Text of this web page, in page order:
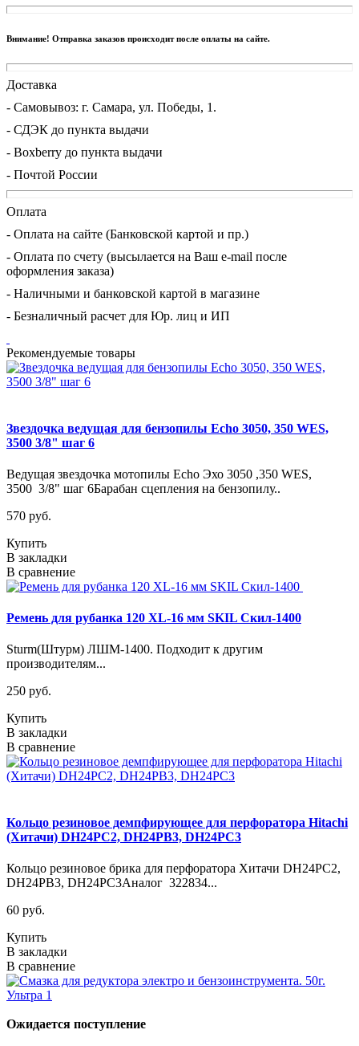
Внимание! Отправка заказов происходит после оплаты на сайте.
Доставка
- Cамовывоз: г. Самара, ул. Победы, 1.
- СДЭК до пункта выдачи
- Boxberry до пункта выдачи
- Почтой России
Оплата
- Оплата на сайте (Банковской картой и пр.)
- Оплата по счету (высылается на Ваш e-mail после
оформления заказа)
- Наличными и банковской картой в магазине
- Безналичный расчет для Юр. лиц и ИП
Рекомендуемые товары
Звездочка ведущая для бензопилы Echo 3050, 350 WES,
3500 3/8" шаг 6
Ведущая звездочка мотопилы Echo Эхо 3050 ,350 WES,
3500 3/8" шаг 6Барабан сцепления на бензопилу..
570 руб.
Купить
В закладки
В сравнение
Ремень для рубанка 120 XL-16 мм SKIL Скил-1400
Sturm(Штурм) ЛШМ-1400. Подходит к другим
производителям...
250 руб.
Купить
В закладки
В сравнение
Кольцо резиновое демпфирующее для перфоратора Hitachi
(Хитачи) DH24PC2, DH24PB3, DH24PC3
Кольцо резиновое брика для перфоратора Хитачи DH24PC2,
DH24PB3, DH24PC3Аналог 322834...
60 руб.
Купить
В закладки
В сравнение
Ожидается поступление